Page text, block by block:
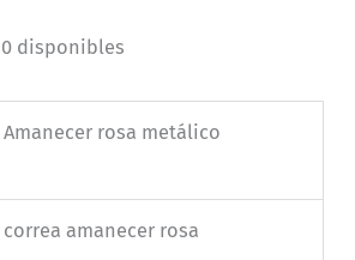
disponibles
Amanecer rosa metálico
correa amanecer rosa